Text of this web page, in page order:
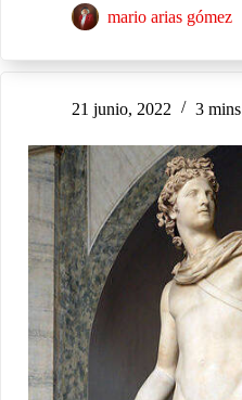
mario arias gómez
21 junio, 2022 3 mins